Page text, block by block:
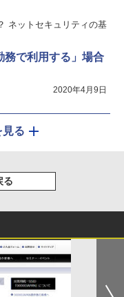
ネットセキュリティの基
務で利用する」場合
2020年4月9日
見る
る